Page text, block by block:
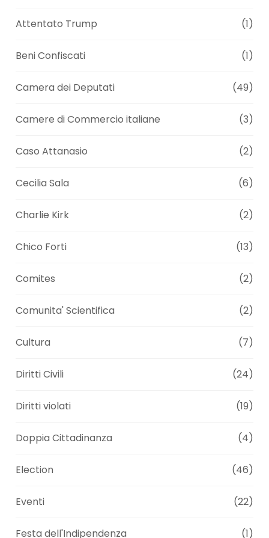
Attentato Trump (1)
Beni Confiscati (1)
Camera dei Deputati (49)
Camere di Commercio italiane (3)
Caso Attanasio (2)
Cecilia Sala (6)
Charlie Kirk (2)
Chico Forti (13)
Comites (2)
Comunita' Scientifica (2)
Cultura (7)
Diritti Civili (24)
Diritti violati (19)
Doppia Cittadinanza (4)
Election (46)
Eventi (22)
Festa dell'Indipendenza (1)